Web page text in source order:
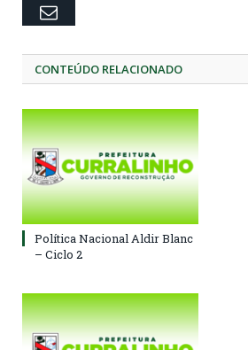
Email
CONTEÚDO RELACIONADO
Política Nacional Aldir Blanc
– Ciclo 2